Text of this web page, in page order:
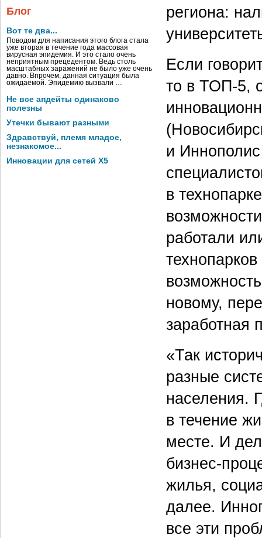
Блог
Вот те два...
Поводом для написания этого блога стала
уже вторая в течение года массовая
вирусная эпидемия. И это стало очень
неприятным прецедентом. Ведь столь
масштабных заражений не было уже очень
давно. Впрочем, данная ситуация была
ожидаемой. Эпидемию вызвали …
Не все апдейты одинаково
полезны
Утечки бывают разными
Здравствуй, племя младое,
незнакомое...
Инновации для сетей X5
региона:
Если
то в ТОП-5,
и
в
работали
новому,
заработная
«Так
разные
населения.
в течение
месте. И
бизнес-
жилья,
далее.
все эти